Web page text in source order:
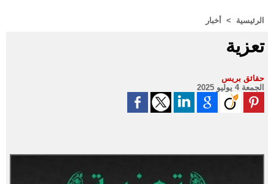
الرئيسية > أخبار
تعزية
حقائق بريس
الجمعة 4 يوليو 2025